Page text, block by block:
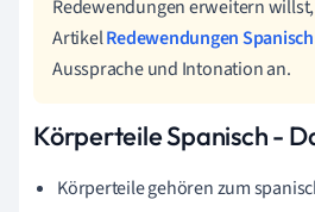
Redewendungen erweitern
ArtikelRedewendungen Spanisch
Aussprache und Intonation an.
Körperteile Spanisch-
Körperteile gehören zum